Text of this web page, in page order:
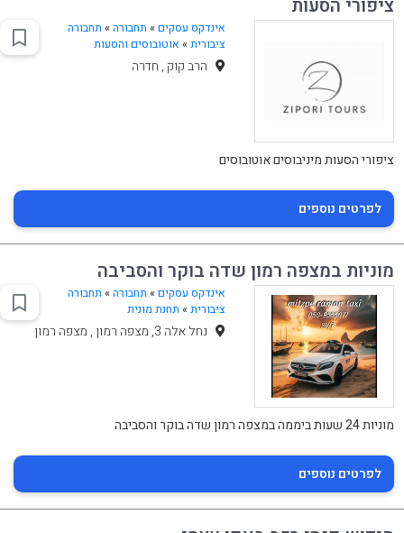
ציפורי הסעות
אינדקס עסקים » תחבורה» תחבורה
ציבורית» אוטובוסים והסעות
הרב קוק , חדרה
ציפורי הסעות מיניבוסים אוטובוסים
לפרטים נוספים
מוניות במצפה רמון שדה בוקר והסביבה
אינדקס עסקים » תחבורה» תחבורה
ציבורית» תחנת מונית
נחל אלה 3, מצפה רמון , מצפה רמון
מוניות 24 שעות ביממה במצפה רמון שדה בוקר והסביבה
לפרטים נוספים